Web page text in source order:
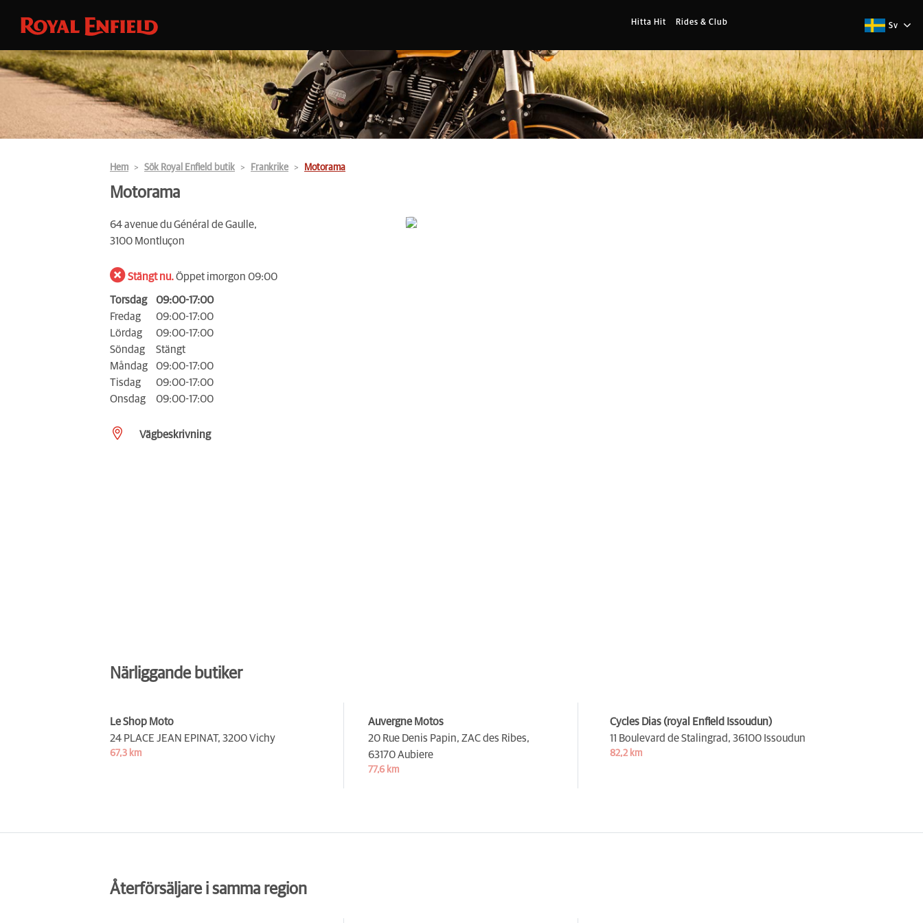
Hitta Hit Rides & Club Sv
Hem Sök Royal Enfield butik Frankrike Motorama
Motorama
64 avenue du Général de Gaulle,
3100 Montluçon
Stängt nu.Öppet imorgon 09:00
Torsdag
09:00-17:00
Fredag
09:00-17:00
Lördag
09:00-17:00
Söndag
Stängt
Måndag
09:00-17:00
Tisdag
09:00-17:00
Onsdag
09:00-17:00
Vägbeskrivning
Närliggande butiker
Le Shop Moto
24 PLACE JEAN EPINAT, 3200 Vichy
67,3 km
Auvergne Motos
20 Rue Denis Papin, ZAC des Ribes,
63170 Aubiere
77,6 km
Cycles Dias (royal Enfield Issoudun)
11 Boulevard de Stalingrad, 36100 Issoudun
82,2 km
Återförsäljare i samma region